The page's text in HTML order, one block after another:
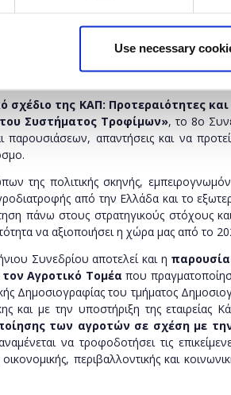
Use necessary
στιγμή, λίγους μόλις μήνες πριν
η οποία θα ξεκινήσει να ισχύει από
στην Ουκρανία σε ενεργειακή
αποτελέσει ένα σημαντικό φόρουμ
σχέδιο της ΚΑΠ: Προτεραιότητες
Συστήματος Τροφίμων», το 8ο
απαντήσεις και να
της πολιτικής σκηνής,
από την Ελλάδα και το
πάνω στους στρατηγικούς στόχους
να αξιοποιήσει η χώρα μας από το
Συνεδρίου αποτελεί και η
Αγροτικό Τομέα που
Δημοσιογραφίας του τμήματος
και με την υποστήριξη της εταιρείας
των αγροτών σε σχέση με
να τροφοδοτήσει τις
περιβαλλοντικής και